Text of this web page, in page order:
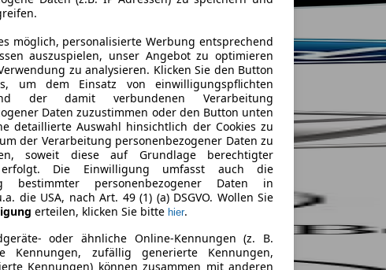
möglich, personalisierte Werbung entsprechend
auszuspielen, unser Angebot zu optimieren
zu analysieren. Klicken Sie den Button
um dem Einsatz von einwilligungspflichten
der damit verbundenen Verarbeitung
Daten zuzustimmen oder den Button unten
detaillierte Auswahl hinsichtlich der Cookies zu
der Verarbeitung personenbezogener Daten zu
soweit diese auf Grundlage berechtigter
erfolgt. Die Einwilligung umfasst auch die
bestimmter personenbezogener Daten in
die USA, nach Art. 49 (1) (a) DSGVO. Wollen Sie
erteilen, klicken Sie bitte hier.
oder ähnliche Online-Kennungen (z. B.
Kennungen, zufällig generierte Kennungen,
Kennungen) können zusammen mit anderen